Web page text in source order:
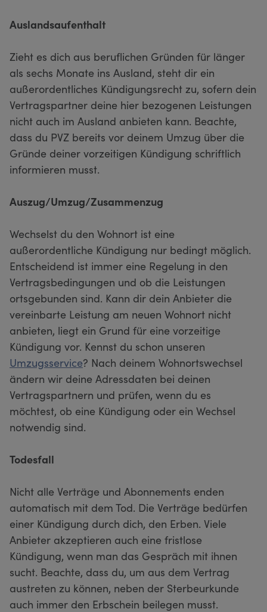
Auslandsaufenthalt
Zieht es dich aus beruflichen Gründen für länger
als sechs Monate ins Ausland, steht dir ein
außerordentliches Kündigungsrecht zu, sofern dein
Vertragspartner deine hier bezogenen Leistungen
nicht auch im Ausland anbieten kann. Beachte,
dass du PVZ bereits vor deinem Umzug über die
Gründe deiner vorzeitigen Kündigung schriftlich
informieren musst.
Auszug/Umzug/Zusammenzug
Wechselst du den Wohnort ist eine
außerordentliche Kündigung nur bedingt möglich.
Entscheidend ist immer eine Regelung in den
Vertragsbedingungen und ob die Leistungen
ortsgebunden sind. Kann dir dein Anbieter die
vereinbarte Leistung am neuen Wohnort nicht
anbieten, liegt ein Grund für eine vorzeitige
Kündigung vor. Kennst du schon unseren
Umzugsservice? Nach deinem Wohnortswechsel
ändern wir deine Adressdaten bei deinen
Vertragspartnern und prüfen, wenn du es
möchtest, ob eine Kündigung oder ein Wechsel
notwendig sind.
Todesfall
Nicht alle Verträge und Abonnements enden
automatisch mit dem Tod. Die Verträge bedürfen
einer Kündigung durch dich, den Erben. Viele
Anbieter akzeptieren auch eine fristlose
Kündigung, wenn man das Gespräch mit ihnen
sucht. Beachte, dass du, um aus dem Vertrag
austreten zu können, neben der Sterbeurkunde
auch immer den Erbschein beilegen musst.